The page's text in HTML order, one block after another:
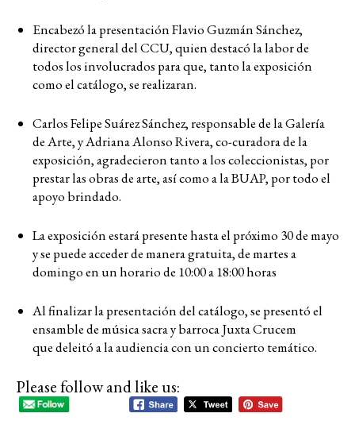
Encabezó la presentación Flavio Guzmán Sánchez,
director general del CCU, quien destacó la labor de
todos los involucrados para que, tanto la exposición
como el catálogo, se realizaran.
Carlos Felipe Suárez Sánchez, responsable de la Galería
de Arte, y Adriana Alonso Rivera, co-curadora de la
exposición, agradecieron tanto a los coleccionistas, por
prestar las obras de arte, así como a la BUAP, por todo el
apoyo brindado.
La exposición estará presente hasta el próximo 30 de mayo
y se puede acceder de manera gratuita, de martes a
domingo en un horario de 10:00 a 18:00 horas
Al finalizar la presentación del catálogo, se presentó el
ensamble de música sacra y barroca Juxta Crucem
que deleitó a la audiencia con un concierto temático.
Please follow and like us: